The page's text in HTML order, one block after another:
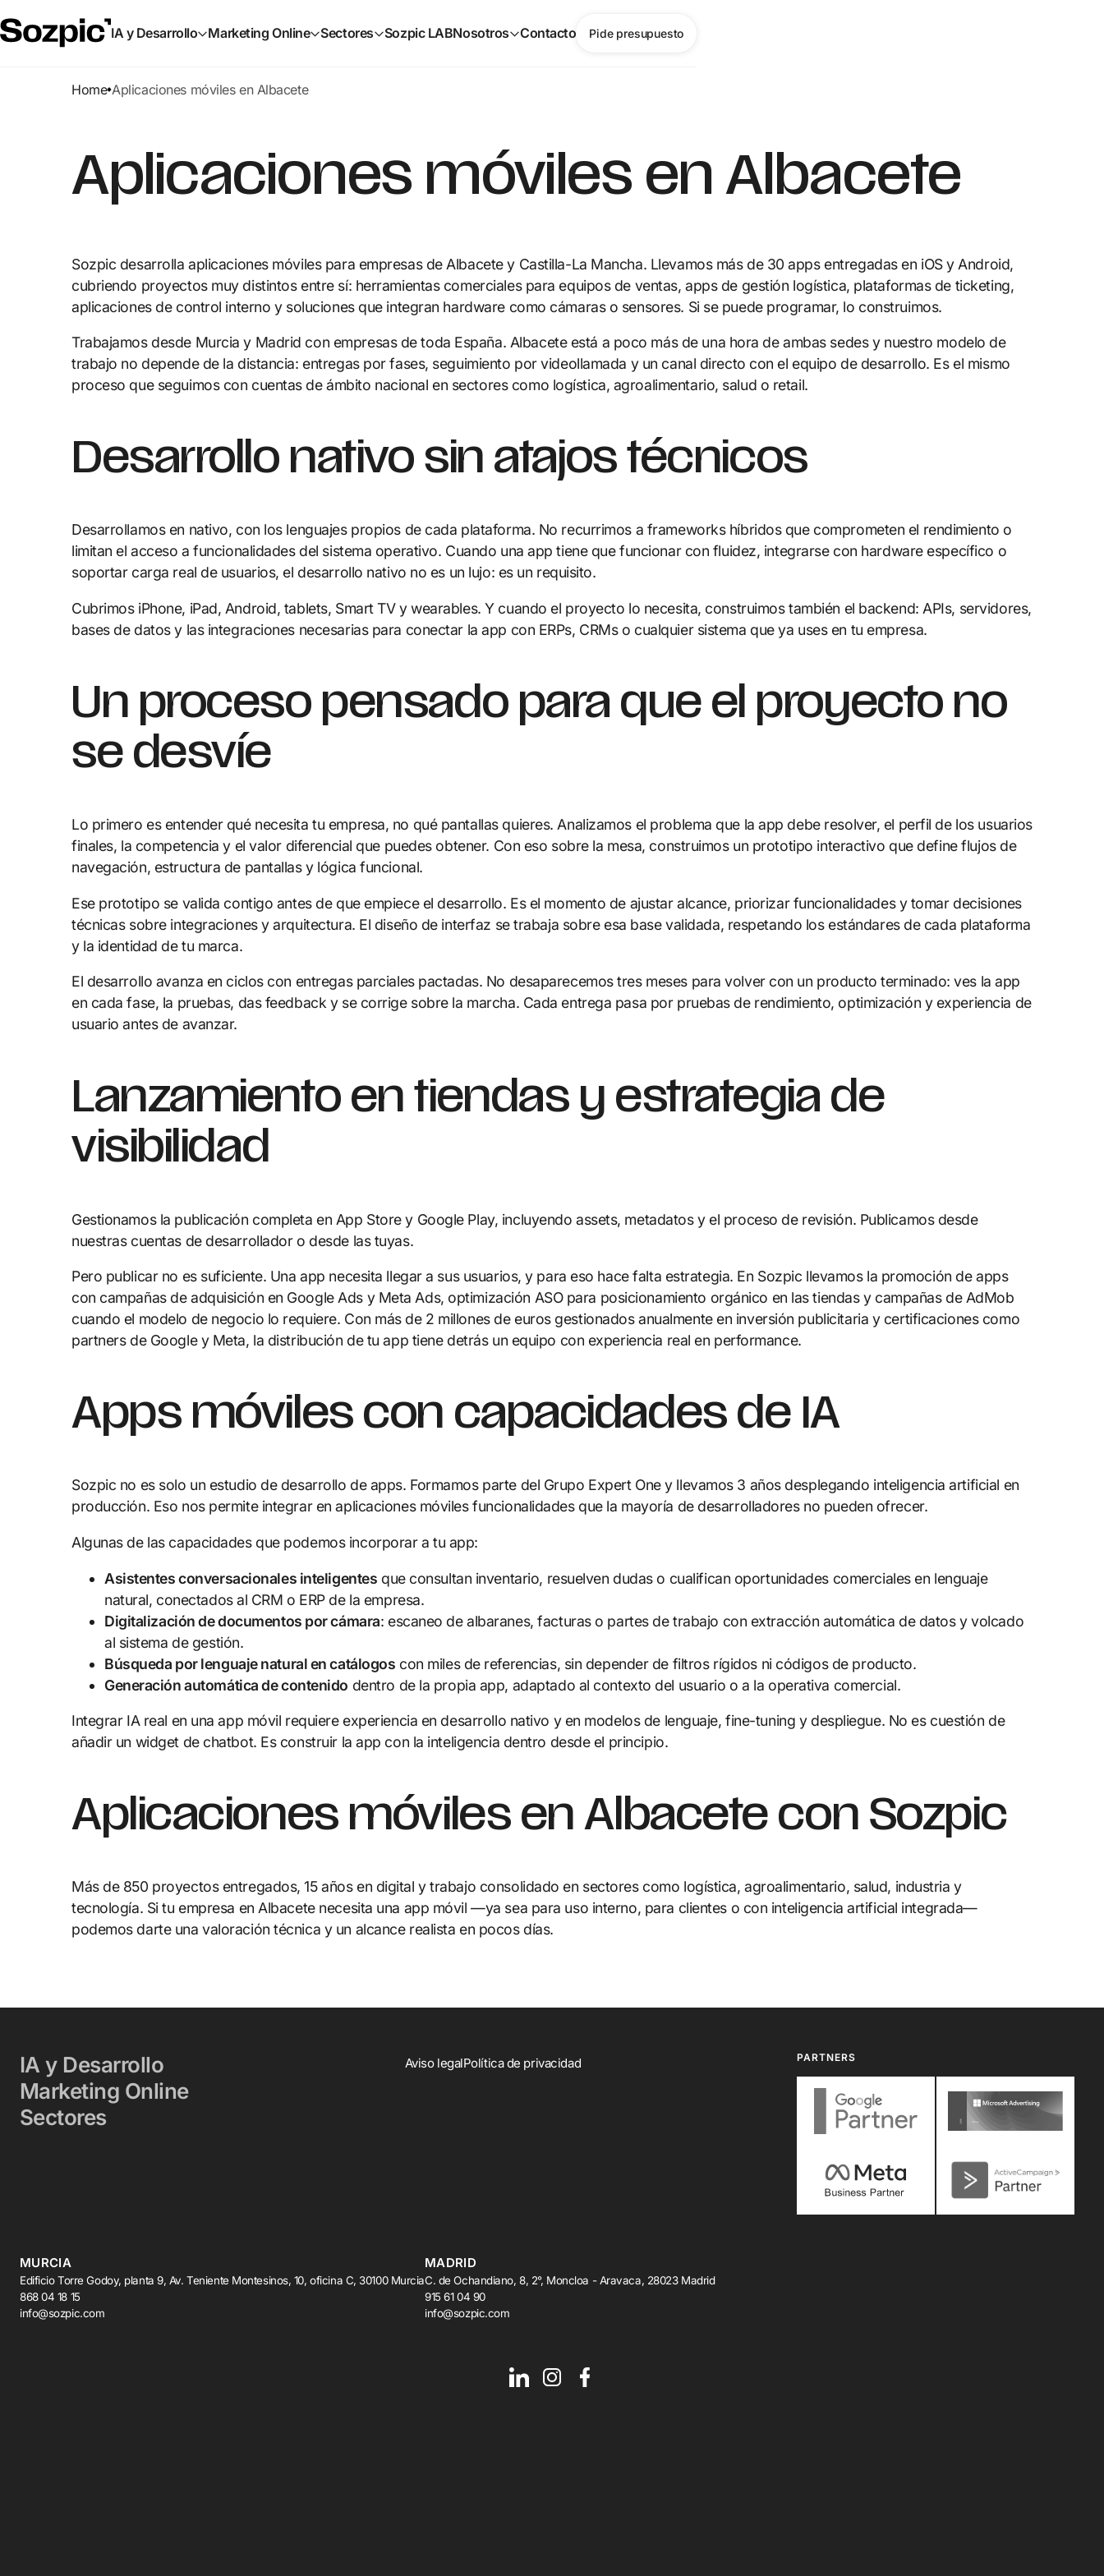
IA y Desarrollo Marketing Online Sectores Sozpic LABNosotros Contacto Pide presupuesto
Home Aplicaciones móviles en Albacete
Aplicaciones móviles en Albacete
Sozpic desarrolla aplicaciones móviles para empresas de Albacete y Castilla-La Mancha. Llevamos más de 30 apps entregadas en iOS y Android,
cubriendo proyectos muy distintos entre sí: herramientas comerciales para equipos de ventas, apps de gestión logística, plataformas de ticketing,
aplicaciones de control interno y soluciones que integran hardware como cámaras o sensores. Si se puede programar, lo construimos.
Trabajamos desde Murcia y Madrid con empresas de toda España. Albacete está a poco más de una hora de ambas sedes y nuestro modelo de
trabajo no depende de la distancia: entregas por fases, seguimiento por videollamada y un canal directo con el equipo de desarrollo. Es el mismo
proceso que seguimos con cuentas de ámbito nacional en sectores como logística, agroalimentario, salud o retail.
Desarrollo nativo sin atajos técnicos
Desarrollamos en nativo, con los lenguajes propios de cada plataforma. No recurrimos a frameworks híbridos que comprometen el rendimiento o
limitan el acceso a funcionalidades del sistema operativo. Cuando una app tiene que funcionar con fluidez, integrarse con hardware específico o
soportar carga real de usuarios, el desarrollo nativo no es un lujo: es un requisito.
Cubrimos iPhone, iPad, Android, tablets, Smart TV y wearables. Y cuando el proyecto lo necesita, construimos también el backend: APIs, servidores,
bases de datos y las integraciones necesarias para conectar la app con ERPs, CRMs o cualquier sistema que ya uses en tu empresa.
Un proceso pensado para que el proyecto no
se desvíe
Lo primero es entender qué necesita tu empresa, no qué pantallas quieres. Analizamos el problema que la app debe resolver, el perfil de los usuarios
finales, la competencia y el valor diferencial que puedes obtener. Con eso sobre la mesa, construimos un prototipo interactivo que define flujos de
navegación, estructura de pantallas y lógica funcional.
Ese prototipo se valida contigo antes de que empiece el desarrollo. Es el momento de ajustar alcance, priorizar funcionalidades y tomar decisiones
técnicas sobre integraciones y arquitectura. El diseño de interfaz se trabaja sobre esa base validada, respetando los estándares de cada plataforma
y la identidad de tu marca.
El desarrollo avanza en ciclos con entregas parciales pactadas. No desaparecemos tres meses para volver con un producto terminado: ves la app
en cada fase, la pruebas, das feedback y se corrige sobre la marcha. Cada entrega pasa por pruebas de rendimiento, optimización y experiencia de
usuario antes de avanzar.
Lanzamiento en tiendas y estrategia de
visibilidad
Gestionamos la publicación completa en App Store y Google Play, incluyendo assets, metadatos y el proceso de revisión. Publicamos desde
nuestras cuentas de desarrollador o desde las tuyas.
Pero publicar no es suficiente. Una app necesita llegar a sus usuarios, y para eso hace falta estrategia. En Sozpic llevamos la promoción de apps
con campañas de adquisición en Google Ads y Meta Ads, optimización ASO para posicionamiento orgánico en las tiendas y campañas de AdMob
cuando el modelo de negocio lo requiere. Con más de 2 millones de euros gestionados anualmente en inversión publicitaria y certificaciones como
partners de Google y Meta, la distribución de tu app tiene detrás un equipo con experiencia real en performance.
Apps móviles con capacidades de IA
Sozpic no es solo un estudio de desarrollo de apps. Formamos parte del Grupo Expert One y llevamos 3 años desplegando inteligencia artificial en
producción. Eso nos permite integrar en aplicaciones móviles funcionalidades que la mayoría de desarrolladores no pueden ofrecer.
Algunas de las capacidades que podemos incorporar a tu app:
Asistentes conversacionales inteligentes que consultan inventario, resuelven dudas o cualifican oportunidades comerciales en lenguaje
natural, conectados al CRM o ERP de la empresa.
Digitalización de documentos por cámara: escaneo de albaranes, facturas o partes de trabajo con extracción automática de datos y volcado
al sistema de gestión.
Búsqueda por lenguaje natural en catálogos con miles de referencias, sin depender de filtros rígidos ni códigos de producto.
Generación automática de contenido dentro de la propia app, adaptado al contexto del usuario o a la operativa comercial.
Integrar IA real en una app móvil requiere experiencia en desarrollo nativo y en modelos de lenguaje, fine-tuning y despliegue. No es cuestión de
añadir un widget de chatbot. Es construir la app con la inteligencia dentro desde el principio.
Aplicaciones móviles en Albacete con Sozpic
Más de 850 proyectos entregados, 15 años en digital y trabajo consolidado en sectores como logística, agroalimentario, salud, industria y
tecnología. Si tu empresa en Albacete necesita una app móvil —ya sea para uso interno, para clientes o con inteligencia artificial integrada—
podemos darte una valoración técnica y un alcance realista en pocos días.
IA y Desarrollo
Marketing Online
Sectores
Aviso legalPolítica de privacidad PARTNERS
MURCIA
Edificio Torre Godoy, planta 9, Av. Teniente Montesinos, 10, oficina C, 30100 Murcia
868 04 18 15
info@sozpic.com
MADRID
C. de Ochandiano, 8, 2°, Moncloa - Aravaca, 28023 Madrid
915 61 04 90
info@sozpic.com